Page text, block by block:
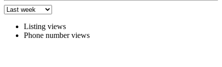
Listing views
Phone number views